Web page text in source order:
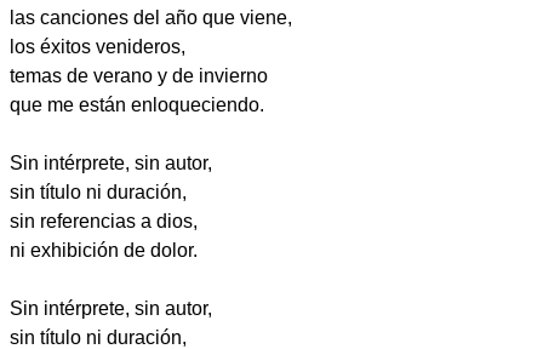
las canciones del año que viene,
los éxitos venideros,
temas de verano y de invierno
que me están enloqueciendo.
Sin intérprete, sin autor,
sin título ni duración,
sin referencias a dios,
ni exhibición de dolor.
Sin intérprete, sin autor,
sin título ni duración,